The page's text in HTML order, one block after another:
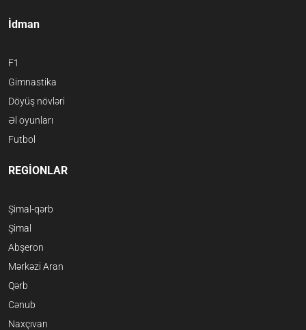
İdman
F1
Gimnastika
Döyüş növləri
Əl oyunları
Futbol
REGİONLAR
Şimal-qərb
Şimal
Abşeron
Mərkəzi Aran
Qərb
Cənub
Naxçıvan